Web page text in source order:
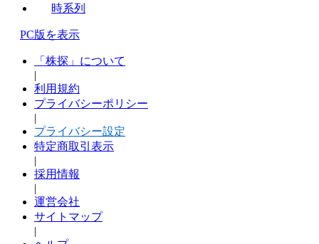
時系列
PC版を表示
「株探」について
|
利用規約
プライバシーポリシー
|
プライバシー設定
特定商取引表示
|
採用情報
|
運営会社
サイトマップ
|